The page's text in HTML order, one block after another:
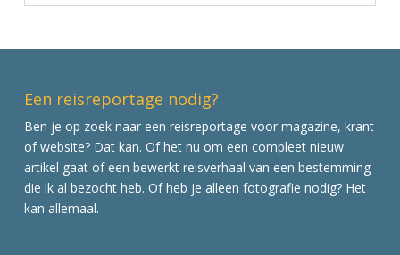
Een reisreportage nodig?
Ben je op zoek naar een reisreportage voor magazine, krant
of website? Dat kan. Of het nu om een compleet nieuw
artikel gaat of een bewerkt reisverhaal van een bestemming
die ik al bezocht heb. Of heb je alleen fotografie nodig? Het
kan allemaal.